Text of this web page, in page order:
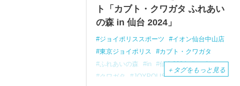
ト「カブト・クワガタ ふれあい
の森 in 仙台 2024」
ジョイポリススポーツ
イオン仙台中山店
東京ジョイポリス
カブト・クワガタ
ふれあいの森
in 仙台2024
カブトムシ
クワガタ
JOYPOLIS SPORTS
アニア
＋ タグをもっと見る